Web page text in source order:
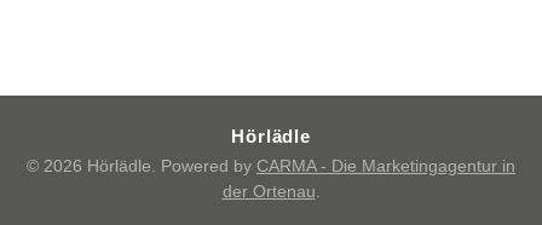
Hörlädle
© 2026 Hörlädle. Powered by CARMA - Die Marketingagentur in
der Ortenau